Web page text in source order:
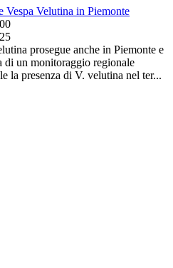
Vespa Velutina in Piemonte
prosegue anche in Piemonte e
di un monitoraggio regionale
la presenza di V. velutina nel ter...